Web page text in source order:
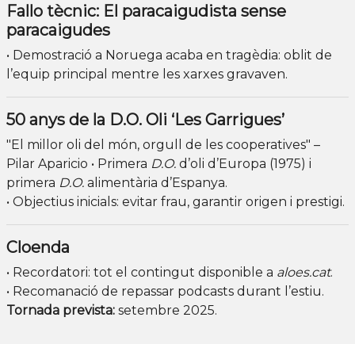
Fallo tècnic: El paracaigudista sense
paracaigudes
• Demostració a Noruega acaba en tragèdia: oblit de
l’equip principal mentre les xarxes gravaven.
50 anys de la D.O. Oli ‘Les Garrigues’
"El millor oli del món, orgull de les cooperatives" –
Pilar Aparicio • Primera D.O. d’oli d’Europa (1975) i
primera D.O. alimentària d’Espanya.
• Objectius inicials: evitar frau, garantir origen i prestigi.
Cloenda
• Recordatori: tot el contingut disponible a aloes.cat.
• Recomanació de repassar podcasts durant l’estiu.
Tornada prevista: setembre 2025.